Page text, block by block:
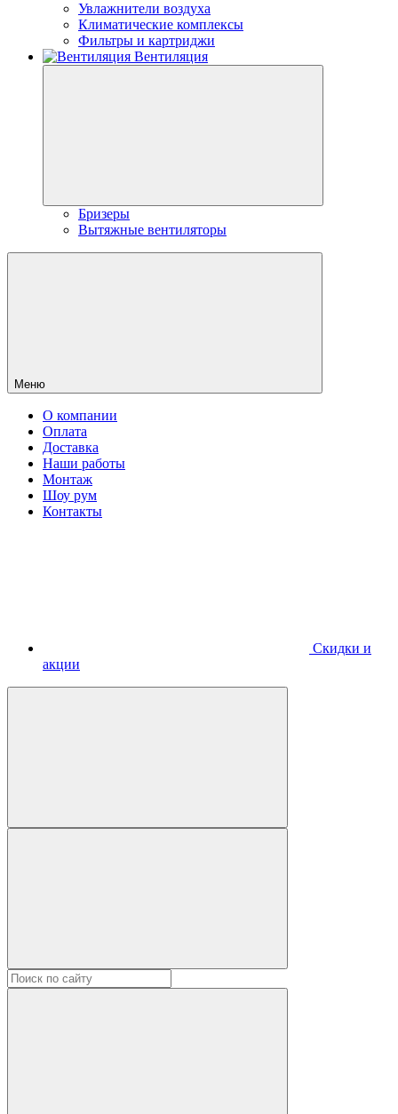
Увлажнители воздуха
Климатические комплексы
Фильтры и картриджи
Вентиляция
Бризеры
Вытяжные вентиляторы
Меню
О компании
Оплата
Доставка
Наши работы
Монтаж
Шоу рум
Контакты
Скидки и
акции